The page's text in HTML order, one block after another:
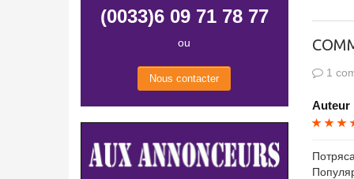
1
(0033)6 09 71 78 77
ou
Nous contacter